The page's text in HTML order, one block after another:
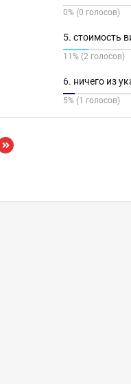
0% (0 голосов)
5. стоимость
11% (2 голосов)
6. ничего из
5% (1 голосов)